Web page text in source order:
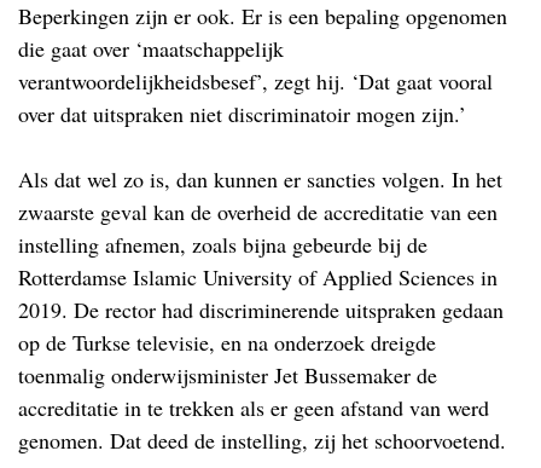
Beperkingen zijn er ook. Er is een bepaling opgenomen
die gaat over ‘maatschappelijk
verantwoordelijkheidsbesef’, zegt hij. ‘Dat gaat vooral
over dat uitspraken niet discriminatoir mogen zijn.’
Als dat wel zo is, dan kunnen er sancties volgen. In het
zwaarste geval kan de overheid de accreditatie van een
instelling afnemen, zoals bijna gebeurde bij de
Rotterdamse Islamic University of Applied Sciences in
2019. De rector had discriminerende uitspraken gedaan
op de Turkse televisie, en na onderzoek dreigde
toenmalig onderwijsminister Jet Bussemaker de
accreditatie in te trekken als er geen afstand van werd
genomen. Dat deed de instelling, zij het schoorvoetend.